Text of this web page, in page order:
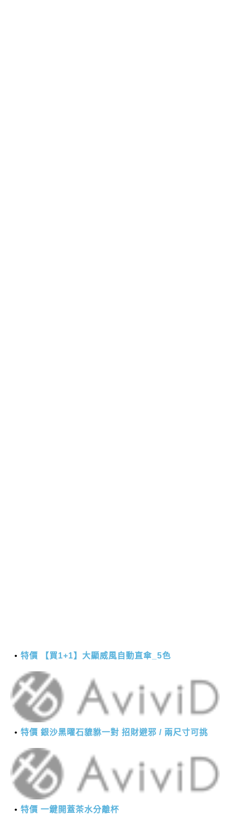
特價 【買1+1】大顯威風自動直傘_5色
特價 銀沙黑曜石貔貅一對 招財避邪 / 兩尺寸可挑
特價 一鍵開蓋茶水分離杯